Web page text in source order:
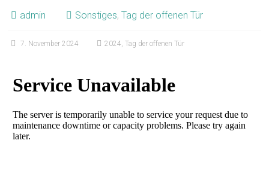
admin Sonstiges,Tag der offenen Tür
7. November 2024 2024,Tag der offenen Tür